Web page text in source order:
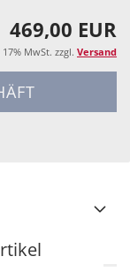
469,00 EUR
MwSt. zzgl. Versand